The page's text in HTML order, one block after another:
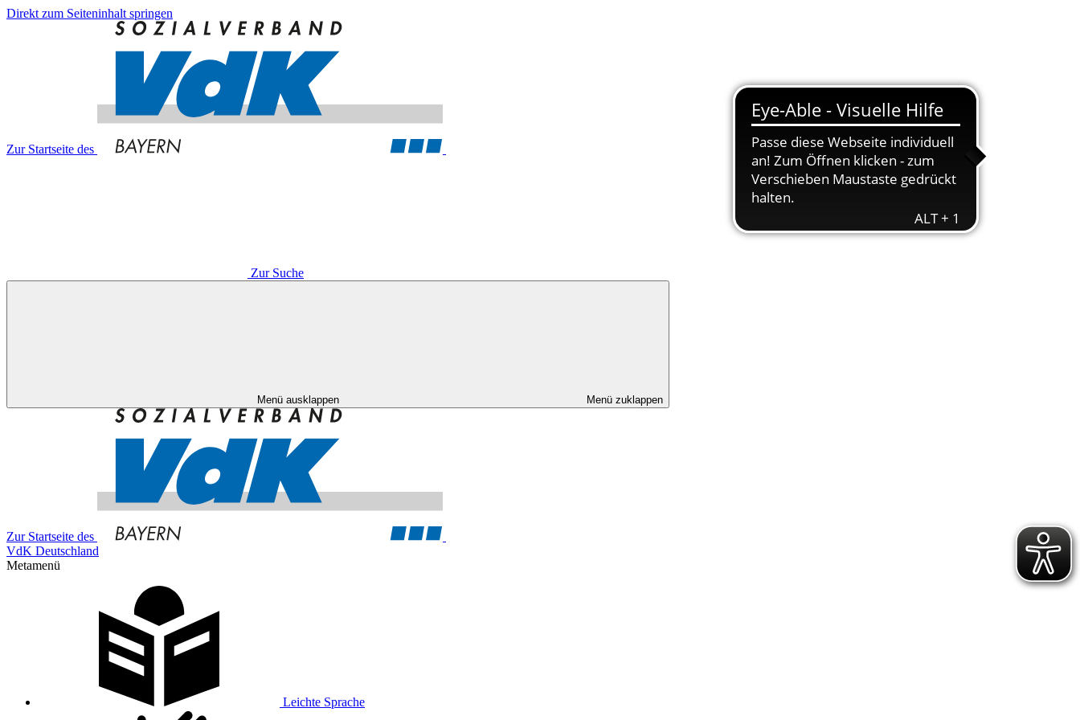
Direkt zum Seiteninhalt springen
Zur Startseite des
Zur Suche
Menü ausklappen Menü zuklappen
Zur Startseite des
VdK Deutschland
Metamenü
Leichte Sprache